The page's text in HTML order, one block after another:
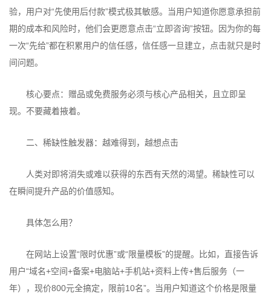
验，用户对“先使用后付款”模式极其敏感。当用户知道你愿意承担前
期的成本和风险时，他们会更愿意点击“立即咨询”按钮。因为你的每
一次“先给”都在积累用户的信任感，信任感一旦建立，点击就只是时
间问题。
核心要点：赠品或免费服务必须与核心产品相关，且立即呈
现。不要藏着掖着。
二、稀缺性触发器：越难得到，越想点击
人类对即将消失或难以获得的东西有天然的渴望。稀缺性可以
在瞬间提升产品的价值感知。
具体怎么用？
在网站上设置“限时优惠”或“限量模板”的提醒。比如，直接告诉
用户“域名+空间+备案+电脑站+手机站+资料上传+售后服务（一
年），现价800元全搞定，限前10名”。当用户知道这个价格是限量